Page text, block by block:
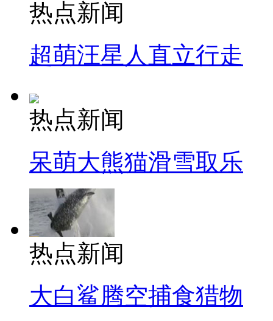
热点新闻
超萌汪星人直立行走
热点新闻
呆萌大熊猫滑雪取乐
热点新闻
大白鲨腾空捕食猎物